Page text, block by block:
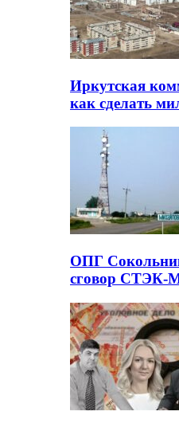
Иркутская
как сделать
ОПГ
сговор СТЭК-